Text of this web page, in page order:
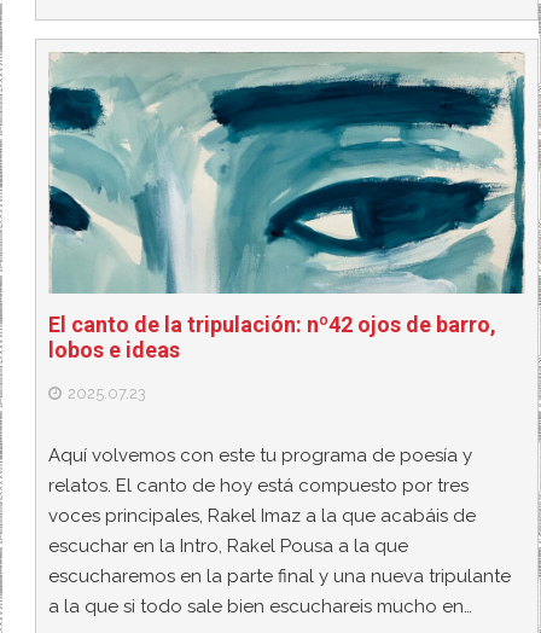
El canto de la tripulación: nº42 ojos de barro,
lobos e ideas
2025.07.23
Aquí volvemos con este tu programa de poesía y
relatos. El canto de hoy está compuesto por tres
voces principales, Rakel Imaz a la que acabáis de
escuchar en la Intro, Rakel Pousa a la que
escucharemos en la parte final y una nueva tripulante
a la que si todo sale bien escuchareis mucho en…